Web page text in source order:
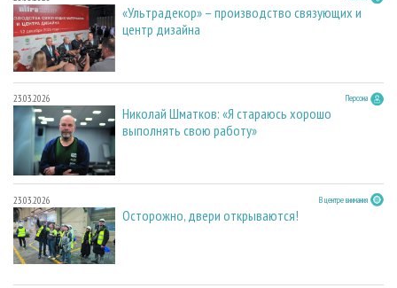
«Ультрадекор» – производство связующих и
центр дизайна
23.03.2026 Персона
Николай Шматков: «Я стараюсь хорошо
выполнять свою работу»
23.03.2026 В центре внимания
Осторожно, двери открываются!